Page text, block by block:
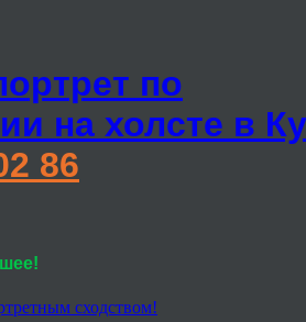
по
на холсте в
86
сходством!